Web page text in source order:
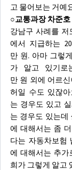
고 물어보는 거예
○교통과장 차준호
강남구 사례를
에서 지급하는
만 원. 아마 그렇
가 알고 있기로
만 원 외에 어르
허일 수도 있잖
는 경우도 있고
는 경우도 있는데
에 대해서는 좀
다는 자동차보험
에 대해서는 추
희가 그렇게 알고